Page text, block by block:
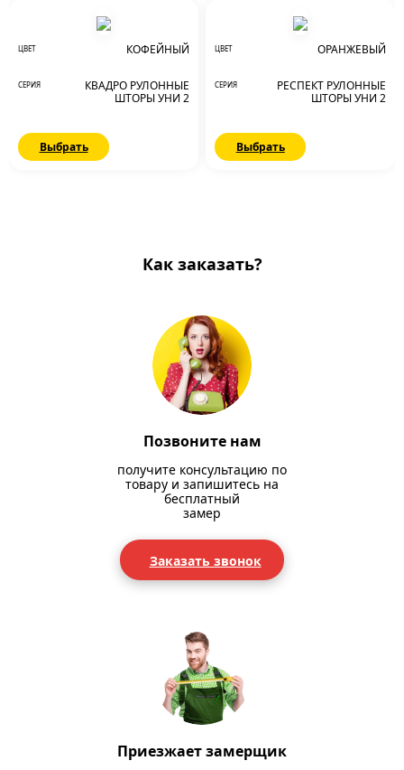
ЦВЕТ КОФЕЙНЫЙ
СЕРИЯ
КВАДРО РУЛОННЫЕ
ШТОРЫ УНИ 2
Выбрать
ЦВЕТ ОРАНЖЕВЫЙ
СЕРИЯ
РЕСПЕКТ РУЛОННЫЕ
ШТОРЫ УНИ 2
Выбрать
Как заказать?
Позвоните нам
получите консультацию по
товару и запишитесь на
бесплатный
замер
Заказать звонок
Приезжает замерщик